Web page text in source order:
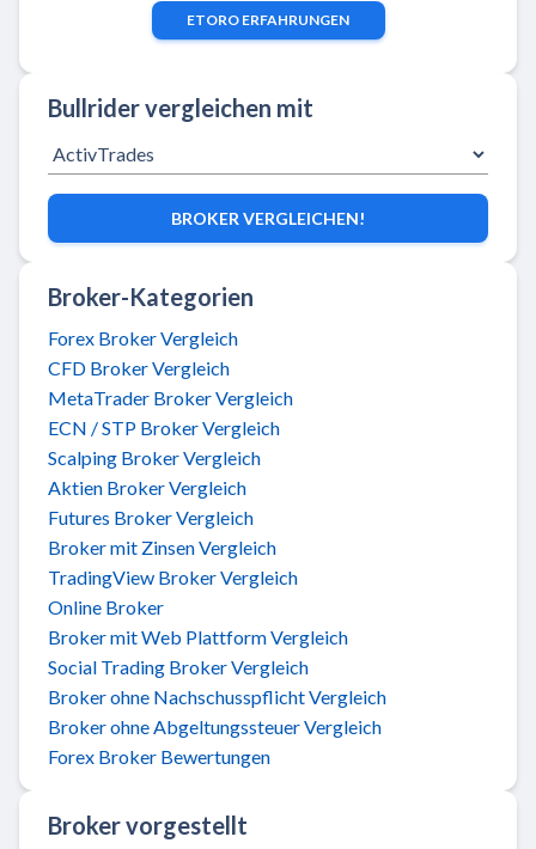
ETORO ERFAHRUNGEN
Bullrider vergleichen mit
BROKER VERGLEICHEN!
Broker-Kategorien
Forex Broker Vergleich
CFD Broker Vergleich
MetaTrader Broker Vergleich
ECN / STP Broker Vergleich
Scalping Broker Vergleich
Aktien Broker Vergleich
Futures Broker Vergleich
Broker mit Zinsen Vergleich
TradingView Broker Vergleich
Online Broker
Broker mit Web Plattform Vergleich
Social Trading Broker Vergleich
Broker ohne Nachschusspflicht Vergleich
Broker ohne Abgeltungssteuer Vergleich
Forex Broker Bewertungen
Broker vorgestellt